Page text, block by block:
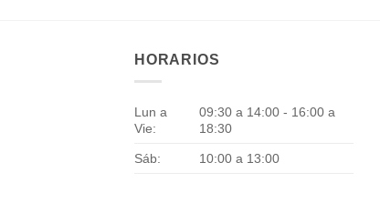
HORARIOS
Lun a
Vie:
09:30 a 14:00 - 16:00 a
18:30
Sáb: 10:00 a 13:00